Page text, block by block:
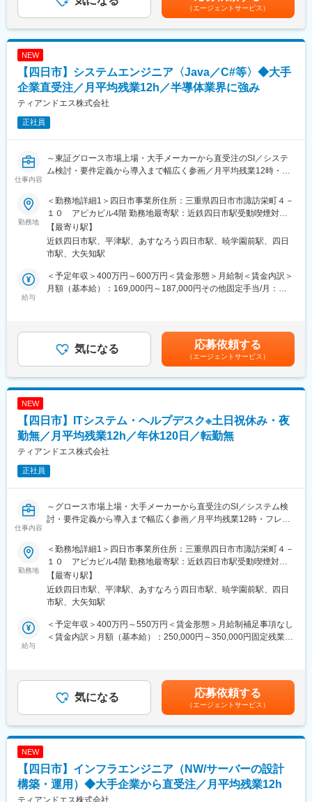
2019年3月設立のベンチャー企業です。中核メンバーとして、経
験や発想力、アイデアをフルに活かせます。実際にエンジニアの
■当社について：
・当社が採用活動の上で大切にしているのは、考え方や価値観が
合うかどうか。あなたが当社に入社することが、当社だけではな
くあなたの幸せに繋がるかどうかを重視しています。当社は社員
など
・DB：SQL
・その他：DOMA2, Oracle
（年齢層比率：20～30代：60％／40代：25％／50代：15％）
・中途入社割合：8割
■数字で見る当社
・有給休暇取得率：72.5％
・平均残業時間：12時間／年休120日／完全週休2日制（土日祝休
み）
・離職率：7.9％
■フォローアップ：
【大手企業（東芝・キオクシア・日立など）向けのソリューショ
築、ソフトウェア検証事業、運用・保守支援、AIテクノロジーま
【AIなど先端技術事業への注力】
・現在は半導体分野、AI・画像認識・機械学習・自動運転といっ
た先進技術分野にも進出しています。
・人材育成／投資に力を入れており、確かな技術力がお客様に評
価され、事業拡大中！
変更の範囲：会社の定める業務
年収〉です。（賞与無）※固定残業時間を超過した時間外労働の残
業時間代は追加支給※給与詳細は、当社規定に従いスキル・経験年
数に準じて決定いたします■昇格：年1回（4月）※個人の成績、会
社業績により査定賃金はあくまでも目安の金額であり、選考を通
記です。
（エージェントサービス）
NEW
【四日市】システムエンジニア〈Java／C#等〉◆大手
企業直受注／月平均残業12h／半導体業界に強み
ティアンドエス株式会社
正社員
仕事内容
～東証グロース市場上場・大手メーカーから直受注のSI／システ
ム検討・要件定義から導入まで幅広く参画／月平均残業12時・フ
ます～
■概要
・大手企業が使用する業務アプリケーションの受託開発をお任せ
いたします。
※ご担当いただく工程はシステム検討・要件定義～導入工程まで
で、Webシステム～クライアントアプリケーション等の開発をし
ます。
■参画予定プロジェクト
・Windowsアプリケーション開発/半導体に関わるシステムの開発/
半導体メーカ向けドキュメント管理システムの開発(半導体メーカ
・言語：Java(Spring),JavaScript(Angular),TypeScript,VB.Net,C#
など
・DB：SQL
・年代：20代~50代
（年齢層比率：20～30代：60％／40代：25％／50代：15％）
■数字で見る当社
・有給休暇取得率：72.5％
・平均残業時間：12時間／年休120日／完全週休2日制（土日祝休
み）
・新卒者の3年以内定着率：96％
・業務アプリケーションや医療システムの開発からインフラ構
築、ソフトウェア検証事業、運用・保守支援、AIテクノロジーま
で。高度なソフトウェア技術と長年の実績から蓄積された経験と
【AIなど先端技術事業への注力】
日を変え、未来を創るトータルITエンジニアリングカンパニーで
す
【東証グロース市場上場・安定基盤のある経営体制】
勤務地
＜勤務地詳細1＞四日市事業所住所：三重県四日市市諏訪栄町４－
１０ アピカビル4階 勤務地最寄駅：近鉄四日市駅受動喫煙対
策：屋内全面禁煙＜勤務地詳細2＞四日市工場（キオクシア）住
所：三重県四日市市山之一色町800番地 受動喫煙対策：屋内全面
禁煙変更の範囲：会社の定める事業所（リモートワーク含む）
【最寄り駅】
近鉄四日市駅、平津駅、あすなろう四日市駅、暁学園前駅、四日
市駅、大矢知駅
給与
＜予定年収＞400万円～600万円＜賃金形態＞月給制＜賃金内訳＞
月額（基本給）：169,000円～187,000円その他固定手当/月：
給有無＞有＜残業手当＞有＜給与補足＞※〈月額固定給×12カ月＝
年収〉です。（賞与無）※固定残業時間を超過した時間外労働の残
業時間代は追加支給※給与詳細は、当社規定に従いスキル・経験年
数に準じて決定いたします■昇格：年1回（4月）※個人の成績、会
社業績により査定賃金はあくまでも目安の金額であり、選考を通
記です。
気になる 応募依頼する
（エージェントサービス）
NEW
【四日市】ITシステム・ヘルプデスク※土日祝休み・夜
勤無／月平均残業12h／年休120日／転勤無
ティアンドエス株式会社
正社員
仕事内容
～グロース市場上場・大手メーカーから直受注のSI／システム検
討・要件定義から導入まで幅広く参画／月平均残業12時・フレッ
■概要：
・大手メーカーや大手IT企業向けに、ヘルプデスク業務やその他IT
運用・保守等に関する業務に携わっていただきます。
■業務詳細：
・PC/モバイル/OA機器全般のヘルプデスク
・利用者向け手順書、QA作成
・運用保守業務等
すい環境です。
※勿論、ワークライフバランスを軸に就業を続けることも可能で
す。
勤務地
＜勤務地詳細1＞四日市事業所住所：三重県四日市市諏訪栄町４－
１０ アピカビル4階 勤務地最寄駅：近鉄四日市駅受動喫煙対
策：屋内全面禁煙＜勤務地詳細2＞四日市工場（キオクシア）住
所：三重県四日市市山之一色町800番地 受動喫煙対策：屋内全面
禁煙変更の範囲：会社の定める事業所（リモートワーク含む）
【最寄り駅】
近鉄四日市駅、平津駅、あすなろう四日市駅、暁学園前駅、四日
市駅、大矢知駅
給与
＜予定年収＞400万円～550万円＜賃金形態＞月給制補足事項なし
＜賃金内訳＞月額（基本給）：250,000円～350,000円固定残業手
＞※〈月額固定給×12カ月＝年収〉です。（賞与無）※固定残業時
間を超過した時間外労働の残業時間代は追加支給※給与詳細は、当
社規定に従いスキル・経験年数に準じて決定いたします■昇格：年
1回（4月）※個人の成績、会社業績により査定■決算賞与制度（会
社業績に応じ支給）賃金はあくまでも目安の金額であり、選考を
表記です。
気になる 応募依頼する
（エージェントサービス）
NEW
【四日市】インフラエンジニア（NW/サーバーの設計
構築・運用）◆大手企業から直受注／月平均残業12h